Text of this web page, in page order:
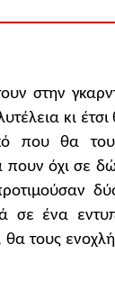
στην
κι
που θα
πουν όχι σε
σε ένα
τους